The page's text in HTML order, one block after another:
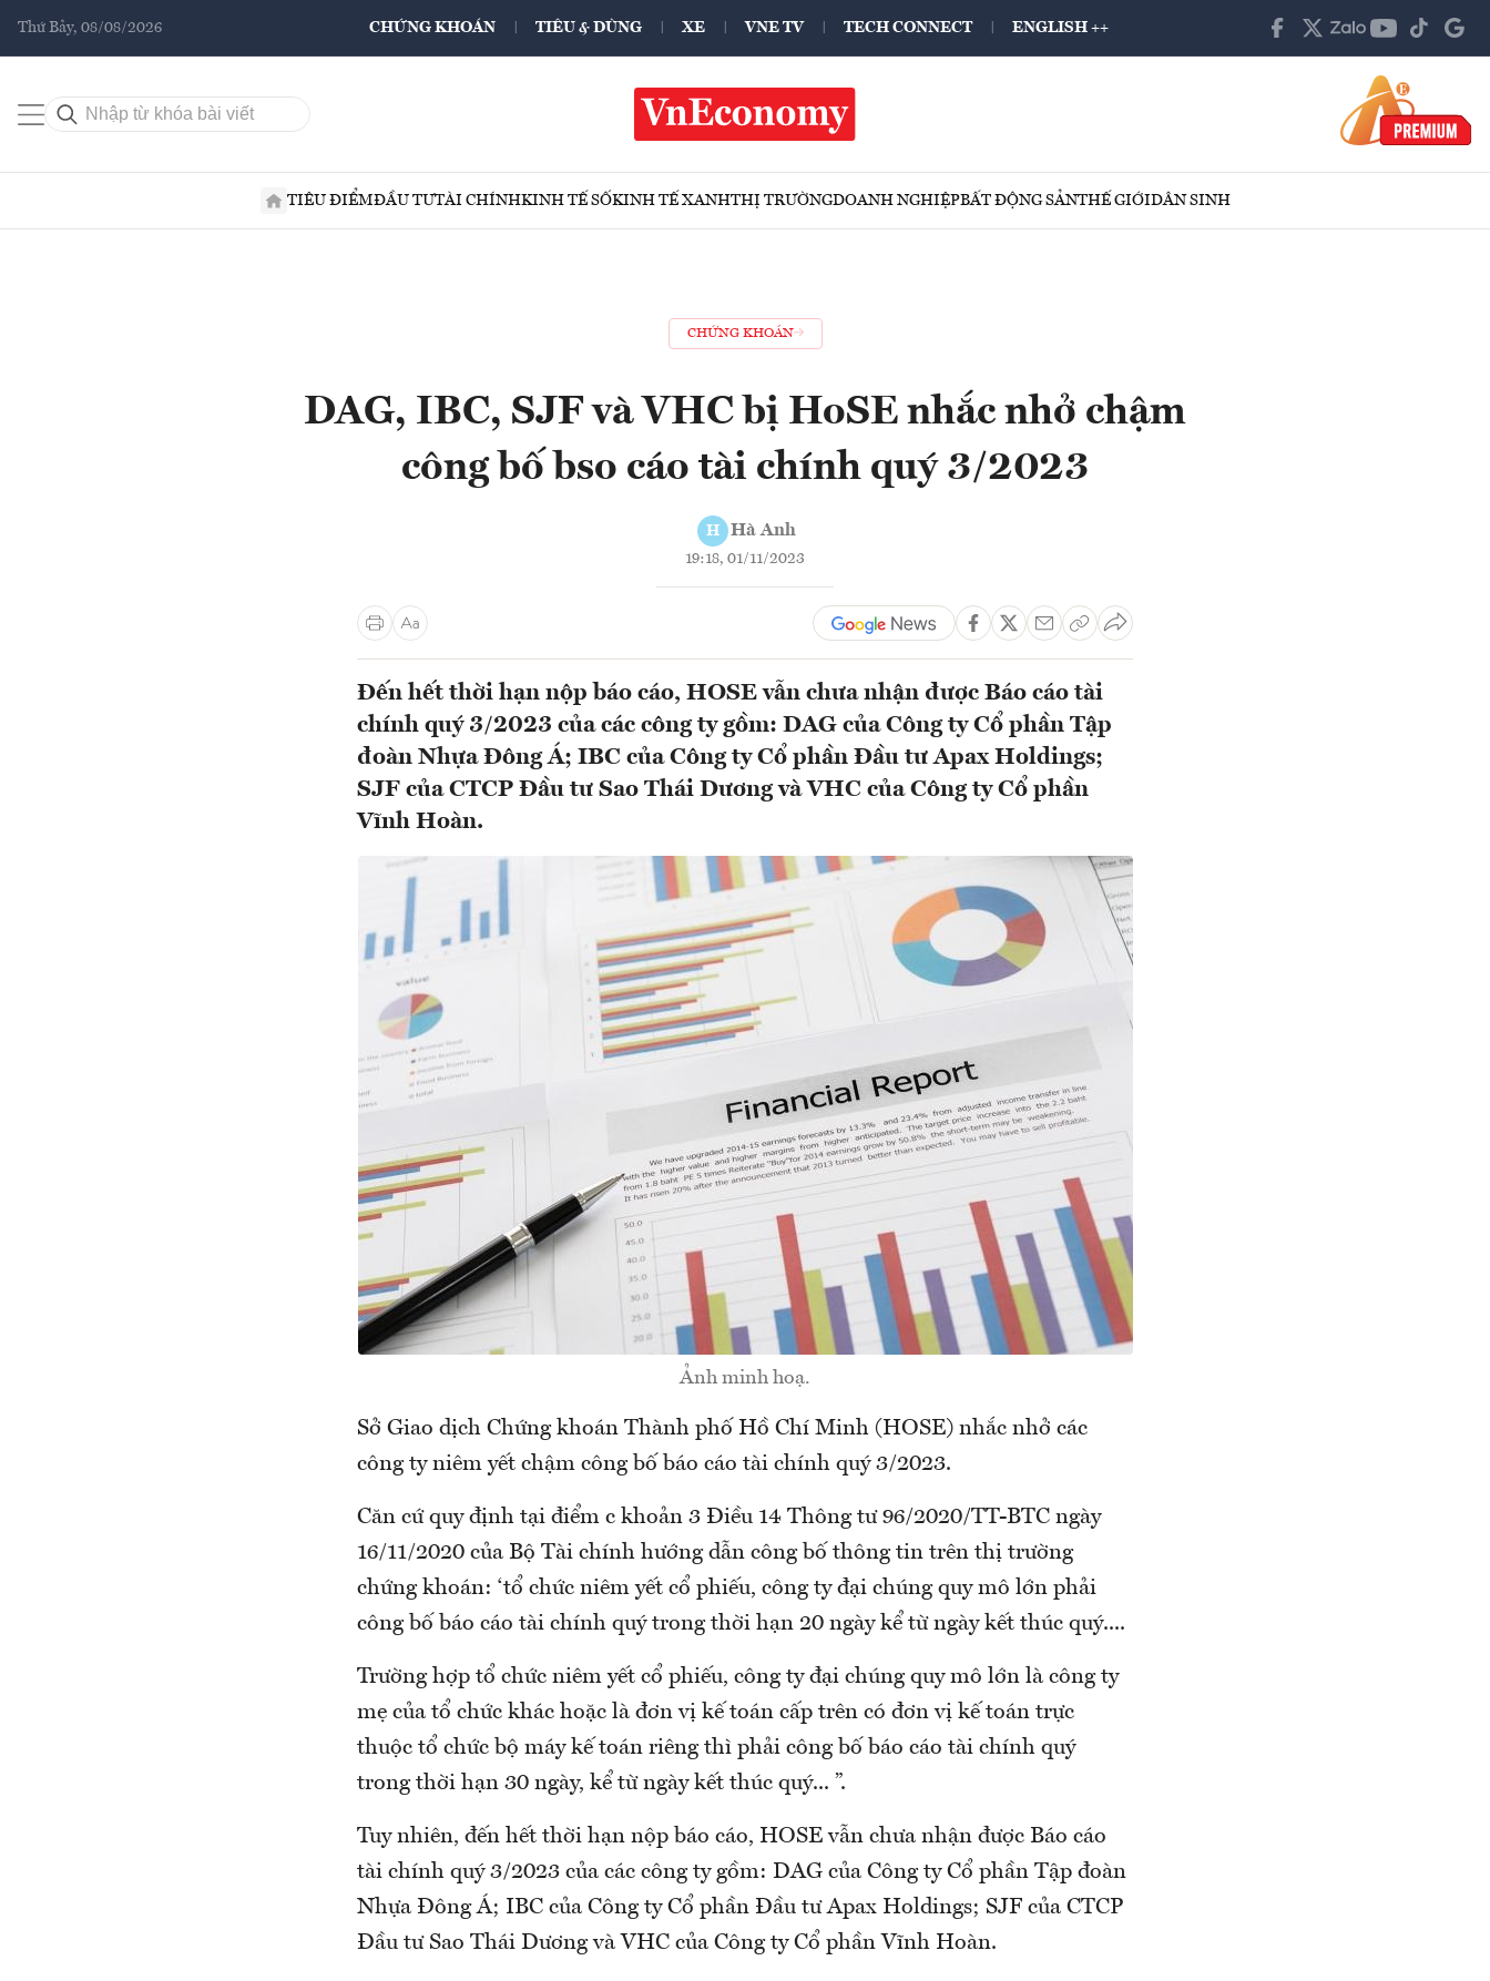
Thứ Bảy, 08/08/2026 CHỨNG KHOÁN TIÊU & DÙNG XE VNE TV TECH CONNECT ENGLISH ++
TIÊU ĐIỂMĐẦU TƯTÀI CHÍNHKINH TẾ SỐKINH TẾ XANHTHỊ TRƯỜNGDOANH NGHIỆPBẤT ĐỘNG SẢNTHẾ GIỚIDÂN SINH
CHỨNG KHOÁN
DAG, IBC, SJF và VHC bị HoSE nhắc nhở chậm
công bố bso cáo tài chính quý 3/2023
H Hà Anh
19:18, 01/11/2023
Đến hết thời hạn nộp báo cáo, HOSE vẫn chưa nhận được Báo cáo tài
chính quý 3/2023 của các công ty gồm: DAG của Công ty Cổ phần Tập
đoàn Nhựa Đông Á; IBC của Công ty Cổ phần Đầu tư Apax Holdings;
SJF của CTCP Đầu tư Sao Thái Dương và VHC của Công ty Cổ phần
Vĩnh Hoàn.
Ảnh minh hoạ.
Sở Giao dịch Chứng khoán Thành phố Hồ Chí Minh (HOSE) nhắc nhở các
công ty niêm yết chậm công bố báo cáo tài chính quý 3/2023.
Căn cứ quy định tại điểm c khoản 3 Điều 14 Thông tư 96/2020/TT-BTC ngày
16/11/2020 của Bộ Tài chính hướng dẫn công bố thông tin trên thị trường
chứng khoán: ‘tổ chức niêm yết cổ phiếu, công ty đại chúng quy mô lớn phải
công bố báo cáo tài chính quý trong thời hạn 20 ngày kể từ ngày kết thúc quý....
Trường hợp tổ chức niêm yết cổ phiếu, công ty đại chúng quy mô lớn là công ty
mẹ của tổ chức khác hoặc là đơn vị kế toán cấp trên có đơn vị kế toán trực
thuộc tổ chức bộ máy kế toán riêng thì phải công bố báo cáo tài chính quý
trong thời hạn 30 ngày, kể từ ngày kết thúc quý... ”.
Tuy nhiên, đến hết thời hạn nộp báo cáo, HOSE vẫn chưa nhận được Báo cáo
tài chính quý 3/2023 của các công ty gồm: DAG của Công ty Cổ phần Tập đoàn
Nhựa Đông Á; IBC của Công ty Cổ phần Đầu tư Apax Holdings; SJF của CTCP
Đầu tư Sao Thái Dương và VHC của Công ty Cổ phần Vĩnh Hoàn.